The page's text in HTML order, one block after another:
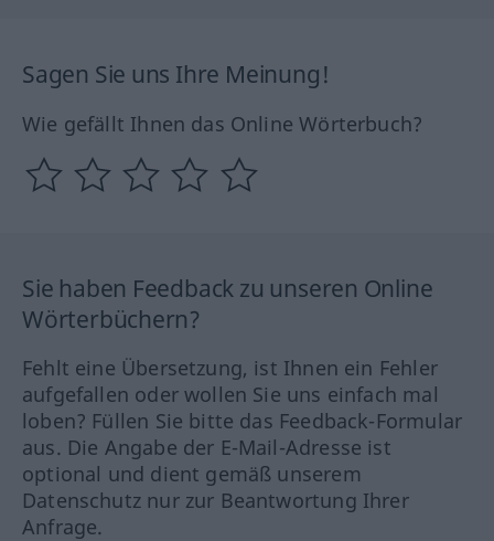
Sagen Sie uns Ihre Meinung!
Wie gefällt Ihnen das Online Wörterbuch?
Sie haben Feedback zu unseren Online
Wörterbüchern?
Fehlt eine Übersetzung, ist Ihnen ein Fehler
aufgefallen oder wollen Sie uns einfach mal
loben? Füllen Sie bitte das Feedback-Formular
aus. Die Angabe der E-Mail-Adresse ist
optional und dient gemäß unserem
Datenschutz nur zur Beantwortung Ihrer
Anfrage.